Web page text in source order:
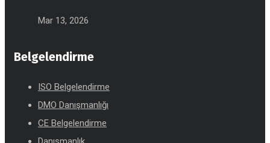
Mar 13, 2026
Belgelendirme
ISO Belgelendirme
DMO Danışmanlığı
CE Belgelendirme